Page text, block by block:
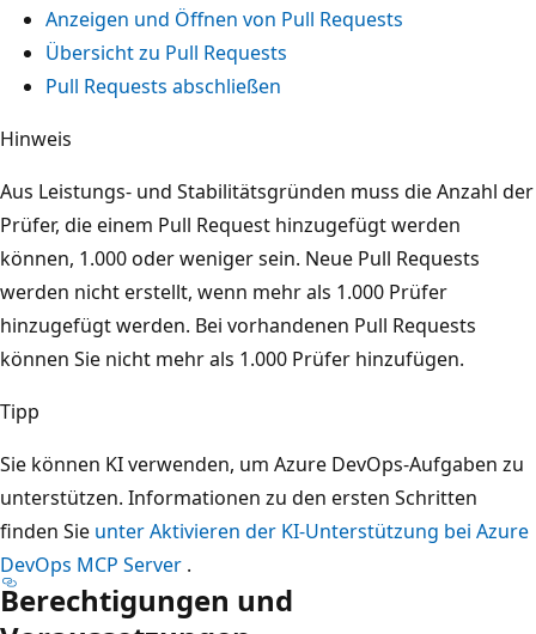
Anzeigen und Öffnen von Pull Requests
Übersicht zu Pull Requests
Pull Requests abschließen
Hinweis
Aus Leistungs- und Stabilitätsgründen muss die Anzahl der
Prüfer, die einem Pull Request hinzugefügt werden
können, 1.000 oder weniger sein. Neue Pull Requests
werden nicht erstellt, wenn mehr als 1.000 Prüfer
hinzugefügt werden. Bei vorhandenen Pull Requests
können Sie nicht mehr als 1.000 Prüfer hinzufügen.
Tipp
Sie können KI verwenden, um Azure DevOps-Aufgaben zu
unterstützen. Informationen zu den ersten Schritten
finden Sie unter Aktivieren der KI-Unterstützung bei Azure
DevOps MCP Server .
Berechtigungen und